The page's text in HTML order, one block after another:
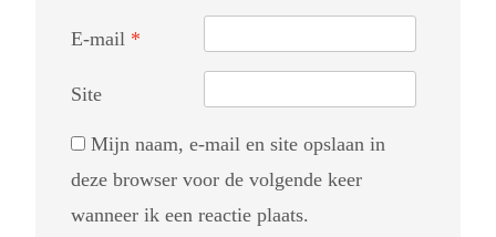
E-mail *
Site
Mijn naam, e-mail en site opslaan in
deze browser voor de volgende keer
wanneer ik een reactie plaats.